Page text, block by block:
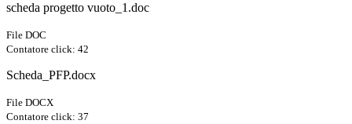
scheda progetto vuoto_1.doc
File DOC
Contatore click: 42
Scheda_PFP.docx
File DOCX
Contatore click: 37